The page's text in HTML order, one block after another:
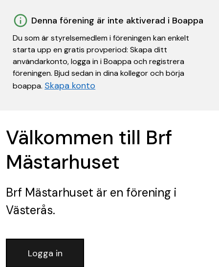
Denna förening är inte aktiverad i Boappa
Du som är styrelsemedlem i föreningen kan enkelt
starta upp en gratis provperiod: Skapa ditt
användarkonto, logga in i Boappa och registrera
föreningen. Bjud sedan in dina kollegor och börja
boappa. Skapa konto
Välkommen till Brf
Mästarhuset
Brf Mästarhuset är en förening i
Västerås.
Logga in